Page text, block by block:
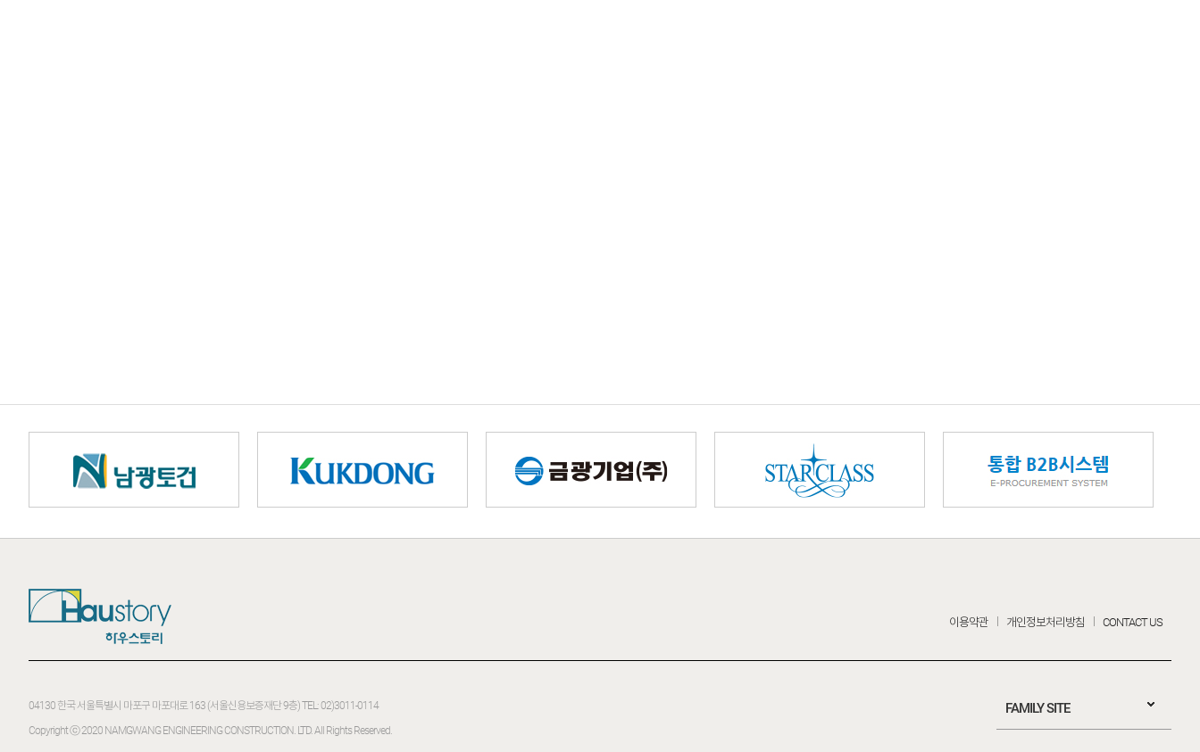
이용약관 개인정보처리방침 CONTACT US
04130 한국 서울특별시 마포구 마포대로 163 (서울신용보증재단 9층)TEL: 02)3011-0114
Copyright ⓒ 2020 NAMGWANG ENGINEERING CONSTRUCTION. LTD.All Rights Reserved.
FAMILY SITE